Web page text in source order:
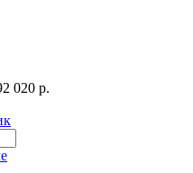
020 р.